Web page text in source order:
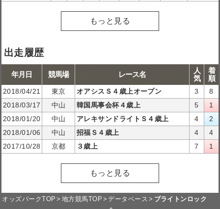
もっと見る
出走履歴
年月日 競馬場 レース名
人
気
着
順
2018/04/21 東京 オアシスＳ４歳上オープン 3
8
2018/03/17
中山 韓国馬事会杯４歳上 5
1
2018/01/20
中山 アレキサンドライトＳ４歳上 4
2
2018/01/06
中山 招福Ｓ４歳上 4
4
2017/10/28
京都 ３歳上 7 1
もっと見る
オッズパークTOP 地方競馬TOP データベース ブライトンロック